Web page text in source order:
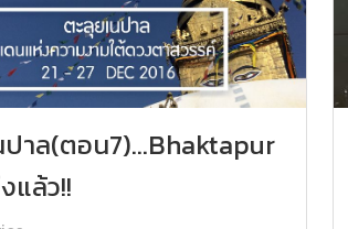
ปาล(ตอน7)...Bhaktapur
แล้ว!!